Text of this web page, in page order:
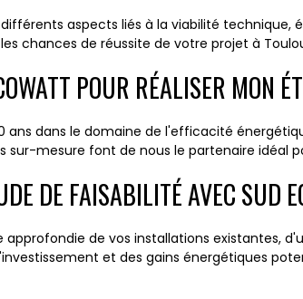
aspects liés à la viabilité
chances de réussite de votre projet à
POUR RÉALISER MON
ans dans le domaine de l'efficacité
sur-mesure font de nous le partenaire idéal
DE FAISABILITÉ AVEC SUD
approfondie de vos installations existantes,
et des gains énergétiques